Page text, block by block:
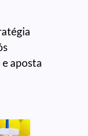
aposta